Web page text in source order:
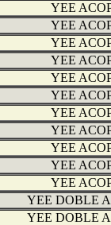
YEE
YEE
YEE
YEE
YEE
YEE
YEE
YEE
YEE
YEE
YEE
YEE DOBLE
YEE DOBLE